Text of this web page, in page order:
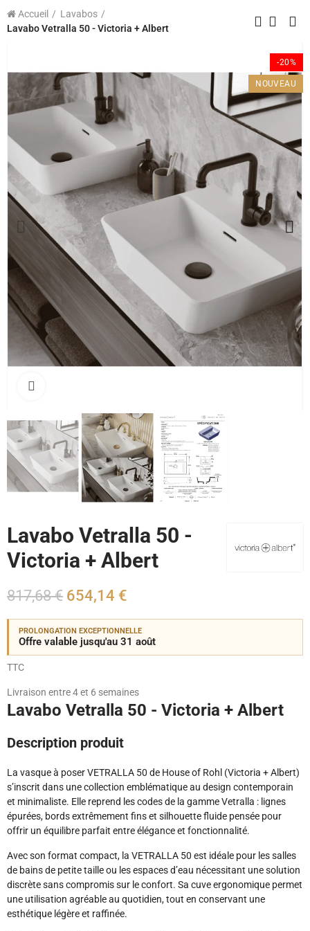
Accueil
Lavabos
Lavabo Vetralla 50 - Victoria + Albert
-20%
NOUVEAU
Lavabo Vetralla 50 -
Victoria + Albert
817,68 € 654,14 €
PROLONGATION EXCEPTIONNELLE
Offre valable jusqu'au 31 août
TTC
Livraison entre 4 et 6 semaines
Lavabo Vetralla 50 - Victoria + Albert
Description produit
La vasque à poser VETRALLA 50 de House of Rohl (Victoria + Albert)
s’inscrit dans une collection emblématique au design contemporain
et minimaliste. Elle reprend les codes de la gamme Vetralla : lignes
épurées, bords extrêmement fins et silhouette fluide pensée pour
offrir un équilibre parfait entre élégance et fonctionnalité.
Avec son format compact, la VETRALLA 50 est idéale pour les salles
de bains de petite taille ou les espaces d’eau nécessitant une solution
discrète sans compromis sur le confort. Sa cuve ergonomique permet
une utilisation agréable au quotidien, tout en conservant une
esthétique légère et raffinée.